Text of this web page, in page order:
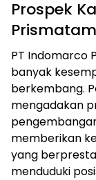
Prospek
PT Indomarco
banyak
berkembang.
mengadakan
memberikan
yang
menduduki